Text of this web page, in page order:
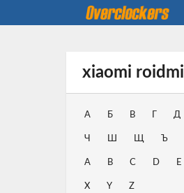
xiaomi roidmi
А Б В Д
Ч Ш Щ Ъ
A B C D E
X Y Z